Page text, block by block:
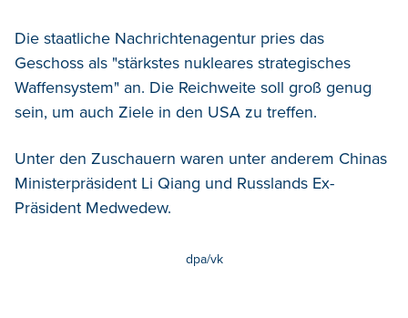
Die staatliche Nachrichtenagentur pries das
Geschoss als "stärkstes nukleares strategisches
Waffensystem" an. Die Reichweite soll groß genug
sein, um auch Ziele in den USA zu treffen.
Unter den Zuschauern waren unter anderem Chinas
Ministerpräsident Li Qiang und Russlands Ex-
Präsident Medwedew.
dpa/vk